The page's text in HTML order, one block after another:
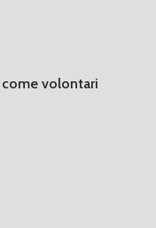
volontari